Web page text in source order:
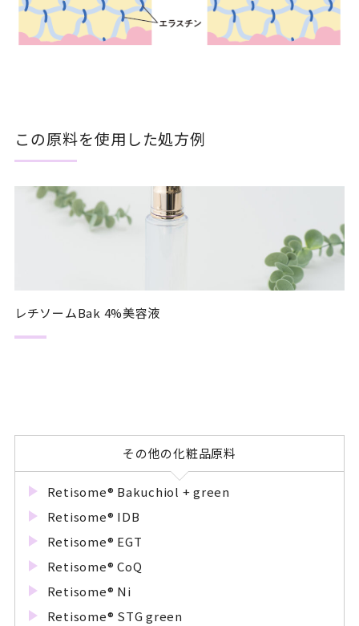
この原料を使用した処方例
レチソームBak 4%美容液
その他の化粧品原料
Retisome® Bakuchiol + green
Retisome® IDB
Retisome® EGT
Retisome® CoQ
Retisome® Ni
Retisome® STG green